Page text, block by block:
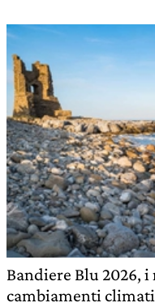
Bandiere Blu 2026,
cambiamenti